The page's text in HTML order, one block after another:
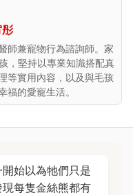
師兼寵物行為諮詢師。家
，堅持以專業知識搭配真
等實用內容，以及與毛孩
福的愛寵生活。
始以為牠們只是
每隻金絲熊都有